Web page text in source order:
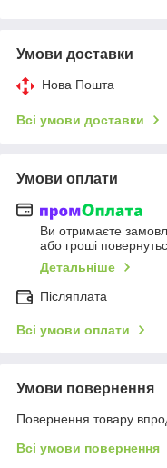
Умови доставки
Нова Пошта
Всі умови доставки
Умови оплати
Ви отримаєте
або гроші
Детальніше
Післяплата
Всі умови оплати
Умови повернення
Повернення товару
Всі умови повернення